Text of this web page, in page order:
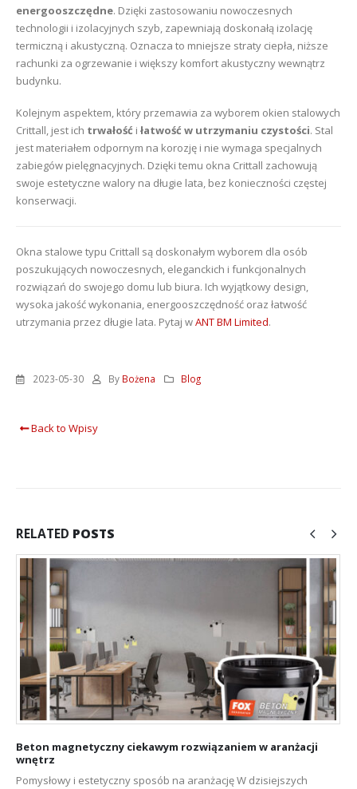
energooszczędne. Dzięki zastosowaniu nowoczesnych
technologii i izolacyjnych szyb, zapewniają doskonałą izolację
termiczną i akustyczną. Oznacza to mniejsze straty ciepła, niższe
rachunki za ogrzewanie i większy komfort akustyczny wewnątrz
budynku.
Kolejnym aspektem, który przemawia za wyborem okien stalowych
Crittall, jest ich trwałość i łatwość w utrzymaniu czystości. Stal
jest materiałem odpornym na korozję i nie wymaga specjalnych
zabiegów pielęgnacyjnych. Dzięki temu okna Crittall zachowują
swoje estetyczne walory na długie lata, bez konieczności częstej
konserwacji.
Okna stalowe typu Crittall są doskonałym wyborem dla osób
poszukujących nowoczesnych, eleganckich i funkcjonalnych
rozwiązań do swojego domu lub biura. Ich wyjątkowy design,
wysoka jakość wykonania, energooszczędność oraz łatwość
utrzymania przez długie lata. Pytaj wANT BM Limited.
2023-05-30 By Bożena Blog
Back to Wpisy
RELATED POSTS
Beton magnetyczny ciekawym rozwiązaniem w aranżacji
wnętrz
Pomysłowy i estetyczny sposób na aranżację W dzisiejszych